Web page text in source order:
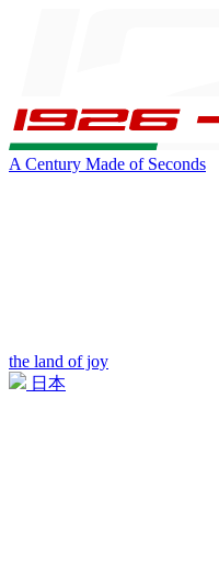
A Century Made of Seconds
the land of joy
日本